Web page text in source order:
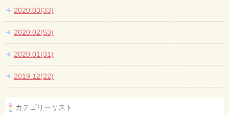
2020.03(33)
2020.02(53)
2020.01(31)
2019.12(22)
カテゴリーリスト